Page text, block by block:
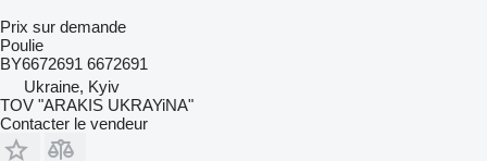
Prix sur demande
Poulie
BY6672691 6672691
Ukraine, Kyiv
TOV "ARAKIS UKRAYiNA"
Contacter le vendeur